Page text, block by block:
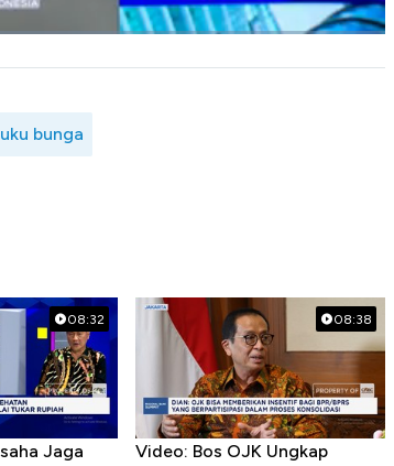
bunga
08:32
Jaga
08:38
Video: Bos OJK Ungkap